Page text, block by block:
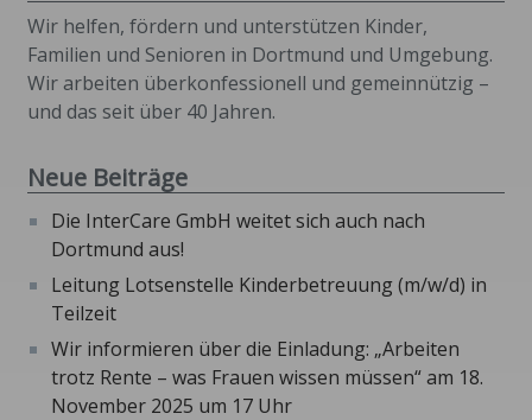
Wir helfen, fördern und unterstützen Kinder,
Familien und Senioren in Dortmund und Umgebung.
Wir arbeiten überkonfessionell und gemeinnützig –
und das seit über 40 Jahren.
Neue Beiträge
Die InterCare GmbH weitet sich auch nach
Dortmund aus!
Leitung Lotsenstelle Kinderbetreuung (m/w/d) in
Teilzeit
Wir informieren über die Einladung: „Arbeiten
trotz Rente – was Frauen wissen müssen“ am 18.
November 2025 um 17 Uhr